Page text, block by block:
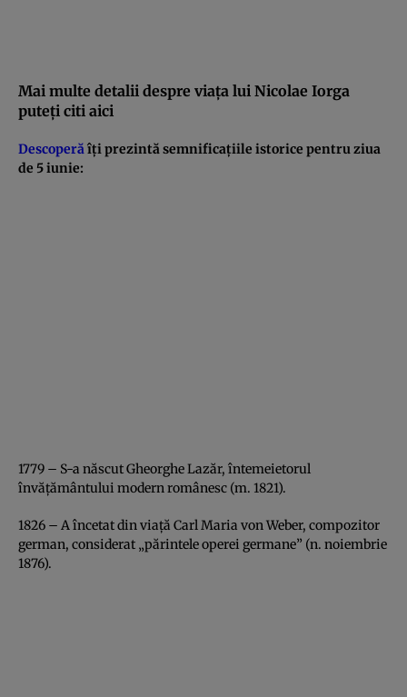
Mai multe detalii despre viaţa lui Nicolae Iorga
puteţi citi aici
Descoperăîţi prezintă semnificaţiile istorice pentru ziua
de 5 iunie:
1779 – S-a născut Gheorghe Lazăr, întemeietorul
învăţământului modern românesc (m. 1821).
1826 – A încetat din viaţă Carl Maria von Weber, compozitor
german, considerat „părintele operei germane” (n. noiembrie
1876).